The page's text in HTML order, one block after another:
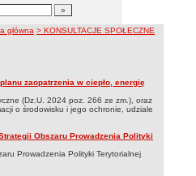
artykułów
nawigacji
główna > KONSULTACJE SPOŁECZNE
zaopatrzenia w ciepło, energię
(Dz.U. 2024 poz. 266 ze zm.), oraz
o środowisku i jego ochronie, udziale
Obszaru Prowadzenia Polityki
Prowadzenia Polityki Terytorialnej